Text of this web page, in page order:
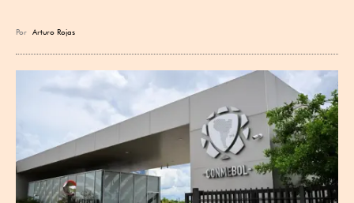
Por Arturo Rojas